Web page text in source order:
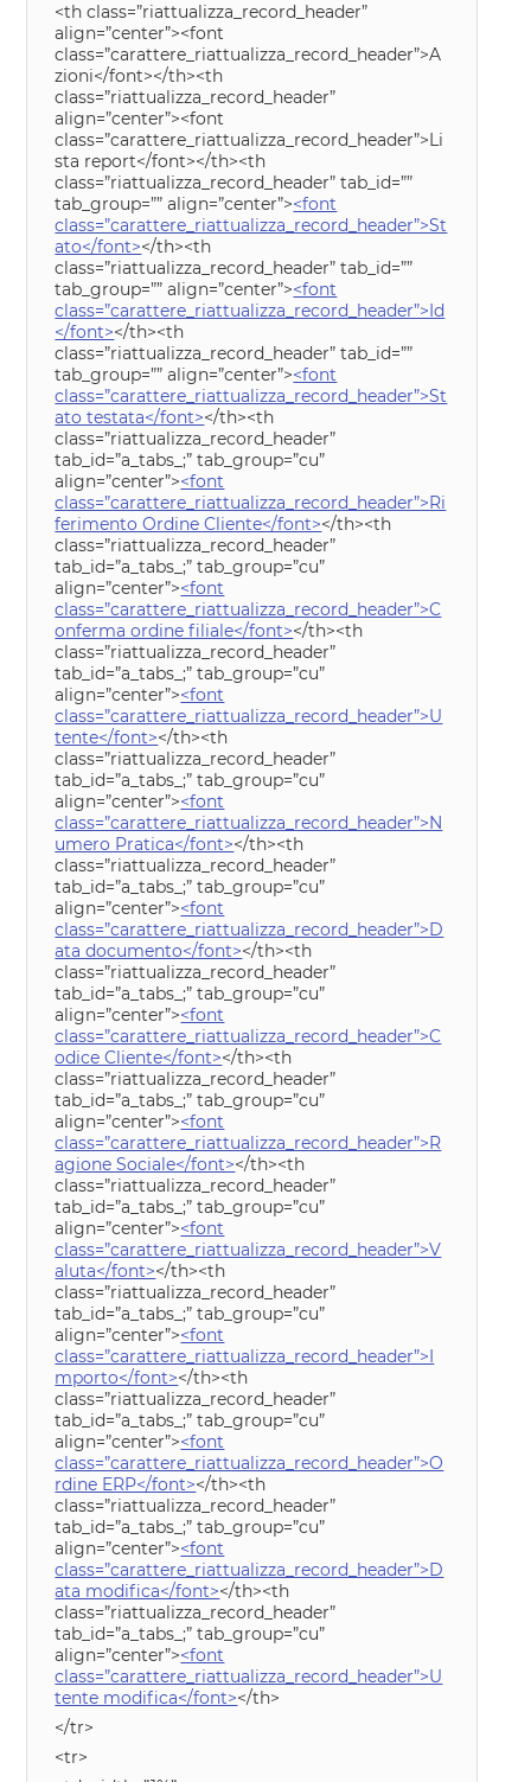
<th class=”riattualizza_record_header”
align=”center”><font
class=”carattere_riattualizza_record_header”>A
zioni</font></th><th
class=”riattualizza_record_header”
align=”center”><font
class=”carattere_riattualizza_record_header”>Li
sta report</font></th><th
class=”riattualizza_record_header” tab_id=””
tab_group=”” align=”center”><font
class=”carattere_riattualizza_record_header”>St
ato</font></th><th
class=”riattualizza_record_header” tab_id=””
tab_group=”” align=”center”><font
class=”carattere_riattualizza_record_header”>Id
</font></th><th
class=”riattualizza_record_header” tab_id=””
tab_group=”” align=”center”><font
class=”carattere_riattualizza_record_header”>St
ato testata</font></th><th
class=”riattualizza_record_header”
tab_id=”a_tabs_;” tab_group=”cu”
align=”center”><font
class=”carattere_riattualizza_record_header”>Ri
ferimento Ordine Cliente</font></th><th
class=”riattualizza_record_header”
tab_id=”a_tabs_;” tab_group=”cu”
align=”center”><font
class=”carattere_riattualizza_record_header”>C
onferma ordine filiale</font></th><th
class=”riattualizza_record_header”
tab_id=”a_tabs_;” tab_group=”cu”
align=”center”><font
class=”carattere_riattualizza_record_header”>U
tente</font></th><th
class=”riattualizza_record_header”
tab_id=”a_tabs_;” tab_group=”cu”
align=”center”><font
class=”carattere_riattualizza_record_header”>N
umero Pratica</font></th><th
class=”riattualizza_record_header”
tab_id=”a_tabs_;” tab_group=”cu”
align=”center”><font
class=”carattere_riattualizza_record_header”>D
ata documento</font></th><th
class=”riattualizza_record_header”
tab_id=”a_tabs_;” tab_group=”cu”
align=”center”><font
class=”carattere_riattualizza_record_header”>C
odice Cliente</font></th><th
class=”riattualizza_record_header”
tab_id=”a_tabs_;” tab_group=”cu”
align=”center”><font
class=”carattere_riattualizza_record_header”>R
agione Sociale</font></th><th
class=”riattualizza_record_header”
tab_id=”a_tabs_;” tab_group=”cu”
align=”center”><font
class=”carattere_riattualizza_record_header”>V
aluta</font></th><th
class=”riattualizza_record_header”
tab_id=”a_tabs_;” tab_group=”cu”
align=”center”><font
class=”carattere_riattualizza_record_header”>I
mporto</font></th><th
class=”riattualizza_record_header”
tab_id=”a_tabs_;” tab_group=”cu”
align=”center”><font
class=”carattere_riattualizza_record_header”>O
rdine ERP</font></th><th
class=”riattualizza_record_header”
tab_id=”a_tabs_;” tab_group=”cu”
align=”center”><font
class=”carattere_riattualizza_record_header”>D
ata modifica</font></th><th
class=”riattualizza_record_header”
tab_id=”a_tabs_;” tab_group=”cu”
align=”center”><font
class=”carattere_riattualizza_record_header”>U
tente modifica</font></th>
</tr>
<tr>